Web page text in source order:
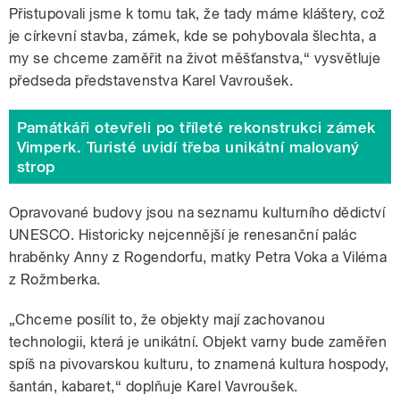
Přistupovali jsme k tomu tak, že tady máme kláštery, což
je církevní stavba, zámek, kde se pohybovala šlechta, a
my se chceme zaměřit na život měšťanstva,“ vysvětluje
předseda představenstva Karel Vavroušek.
Památkáři otevřeli po tříleté rekonstrukci zámek
Vimperk. Turisté uvidí třeba unikátní malovaný
strop
Opravované budovy jsou na seznamu kulturního dědictví
UNESCO. Historicky nejcennější je renesanční palác
hraběnky Anny z Rogendorfu, matky Petra Voka a Viléma
z Rožmberka.
„Chceme posílit to, že objekty mají zachovanou
technologii, která je unikátní. Objekt varny bude zaměřen
spíš na pivovarskou kulturu, to znamená kultura hospody,
šantán, kabaret,“ doplňuje Karel Vavroušek.